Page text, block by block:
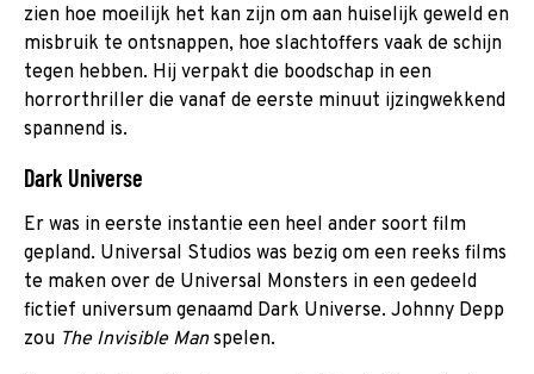
zien hoe moeilijk het kan zijn om aan huiselijk geweld en
misbruik te ontsnappen, hoe slachtoffers vaak de schijn
tegen hebben. Hij verpakt die boodschap in een
horrorthriller die vanaf de eerste minuut ijzingwekkend
spannend is.
Dark Universe
Er was in eerste instantie een heel ander soort film
gepland. Universal Studios was bezig om een reeks films
te maken over de Universal Monsters in een gedeeld
fictief universum genaamd Dark Universe. Johnny Depp
zou The Invisible Manspelen.